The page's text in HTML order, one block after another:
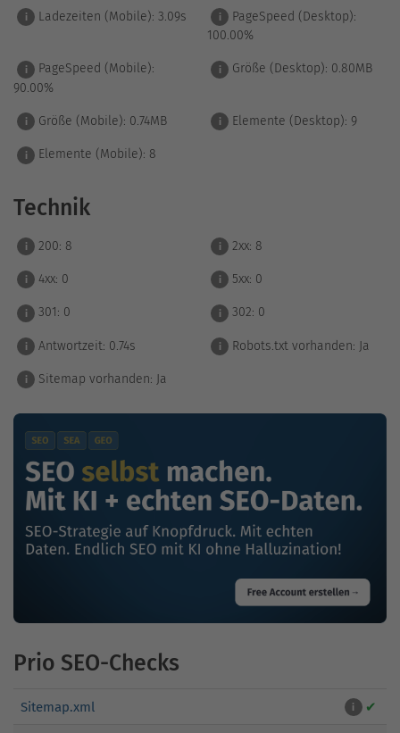
i Ladezeiten (Mobile): 3.09s i
PageSpeed (Desktop):
100.00%
i
PageSpeed (Mobile):
90.00%
i Größe (Desktop): 0.80MB
i Größe (Mobile): 0.74MB i Elemente (Desktop): 9
i Elemente (Mobile): 8
Technik
i 200: 8 i 2xx: 8
i 4xx: 0 i 5xx: 0
i 301: 0 i 302: 0
i Antwortzeit: 0.74s i Robots.txt vorhanden: Ja
i Sitemap vorhanden: Ja
Prio SEO-Checks
Sitemap.xml i ✔